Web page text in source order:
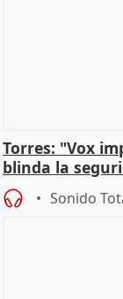
Torres: "Vox
blinda la
control"
Sonido